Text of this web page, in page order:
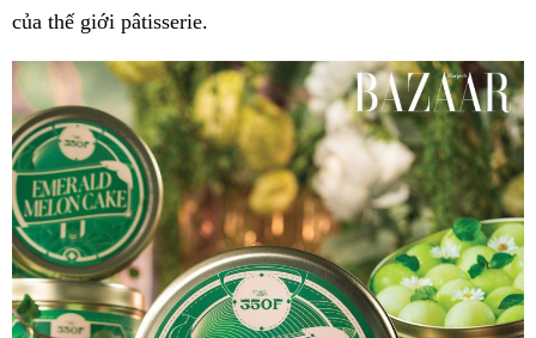
của thế giới pâtisserie.